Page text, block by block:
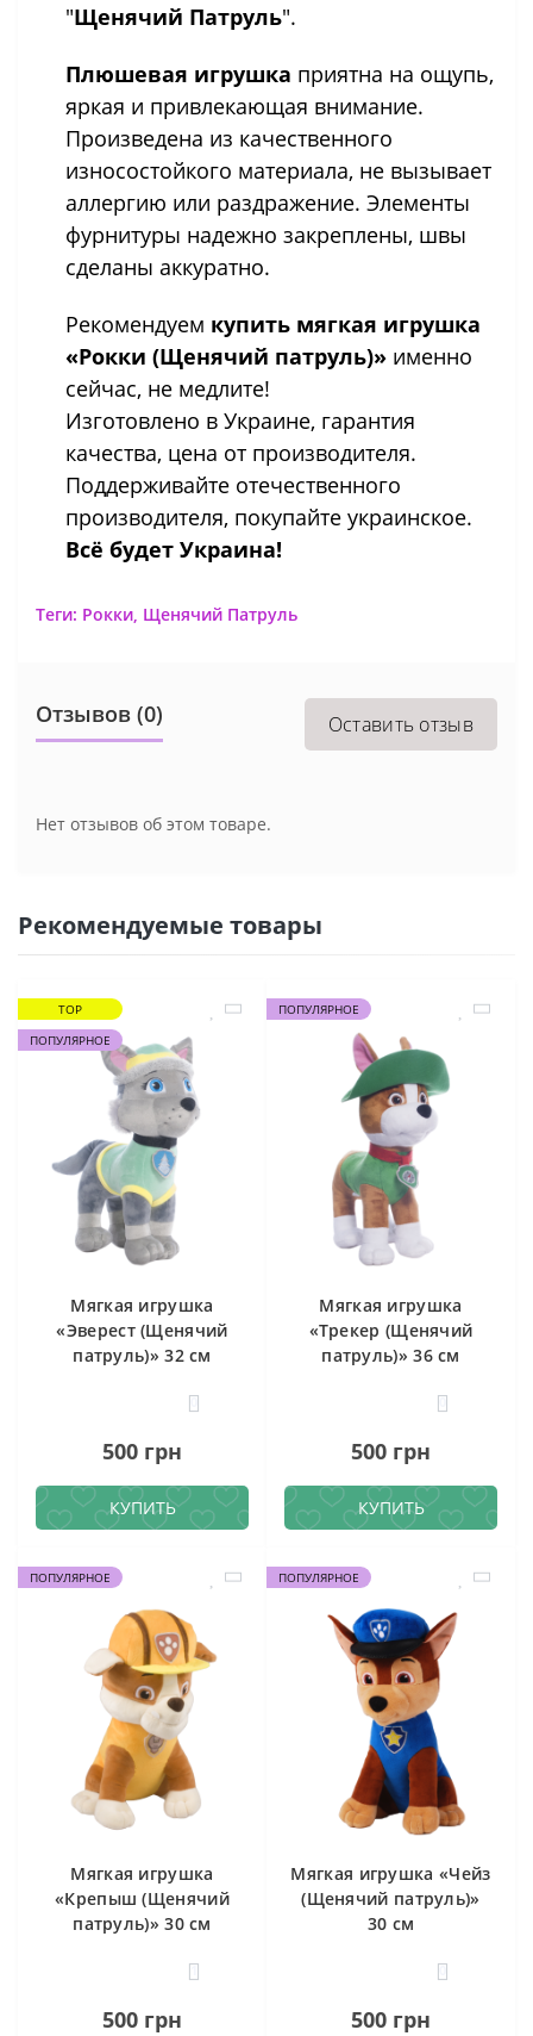
"Щенячий Патруль".
Плюшевая игрушка приятна на ощупь,
яркая и привлекающая внимание.
Произведена из качественного
износостойкого материала, не вызывает
аллергию или раздражение. Элементы
фурнитуры надежно закреплены, швы
сделаны аккуратно.
Рекомендуем купить мягкая игрушка
«Рокки (Щенячий патруль)» именно
сейчас, не медлите!
Изготовлено в Украине, гарантия
качества, цена от производителя.
Поддерживайте отечественного
производителя, покупайте украинское.
Всё будет Украина!
Теги: Рокки, Щенячий Патруль
Отзывов (0) Оставить отзыв
Нет отзывов об этом товаре.
Рекомендуемые товары
TOP
ПОПУЛЯРНОЕ
Мягкая игрушка
«Эверест (Щенячий
патруль)» 32 см
0
500 грн
КУПИТЬ
ПОПУЛЯРНОЕ
Мягкая игрушка
«Трекер (Щенячий
патруль)» 36 см
0
500 грн
КУПИТЬ
ПОПУЛЯРНОЕ
Мягкая игрушка
«Крепыш (Щенячий
патруль)» 30 см
1
500 грн
ПОПУЛЯРНОЕ
Мягкая игрушка «Чейз
(Щенячий патруль)»
30 см
0
500 грн